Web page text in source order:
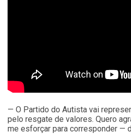
— O Partido do Autista vai
pelo resgate de valores. Quero
me esforçar para corresponder —